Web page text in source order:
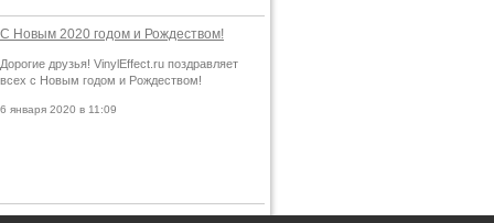
С Новым 2020 годом и Рождеством!
Дорогие друзья! VinylEffect.ru поздравляет
всех с Новым годом и Рождеством!
6 января 2020 в 11:09